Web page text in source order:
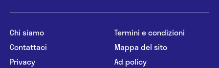
Chi siamo
Contattaci
Privacy
Termini e condizioni
Mappa del sito
Ad policy